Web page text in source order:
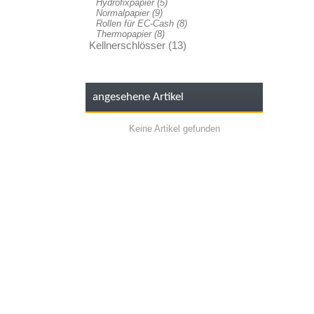
Hydrofixpapier (5)
Normalpapier (9)
Rollen für EC-Cash (8)
Thermopapier (8)
Kellnerschlösser (13)
angesehene Artikel
Keine Artikel gefunden